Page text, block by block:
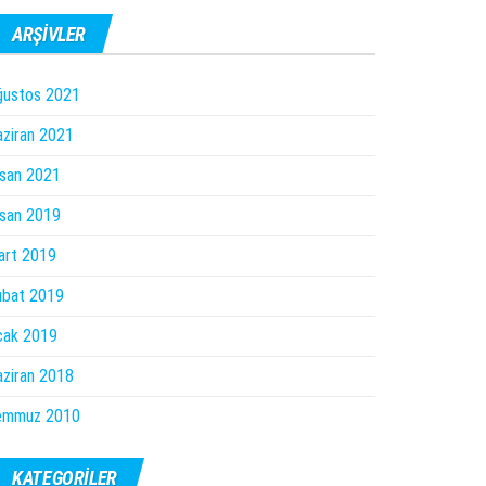
ARŞIVLER
2021
2021
2021
2019
2019
2019
2019
2018
2010
KATEGORILER